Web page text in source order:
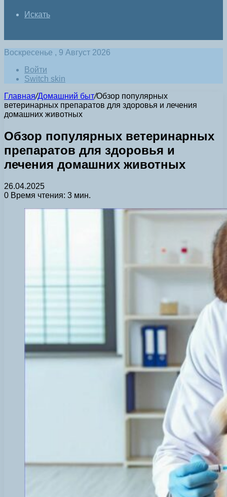
Искать
Воскресенье , 9 Август 2026
Войти
Switch skin
Главная/Домашний быт/Обзор популярных
ветеринарных препаратов для здоровья и лечения
домашних животных
Обзор популярных ветеринарных
препаратов для здоровья и
лечения домашних животных
26.04.2025
0 Время чтения: 3 мин.